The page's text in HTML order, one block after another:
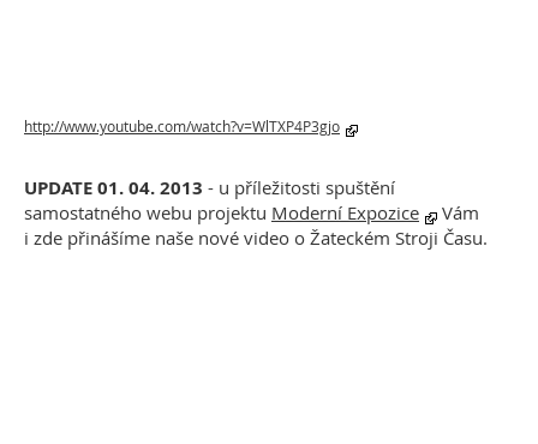
http://www.youtube.com/watch?v=WlTXP4P3gjo
UPDATE 01. 04. 2013 - u příležitosti spuštění
samostatného webu projektu Moderní Expozice
Vám
i zde přinášíme naše nové video o Žateckém Stroji Času.